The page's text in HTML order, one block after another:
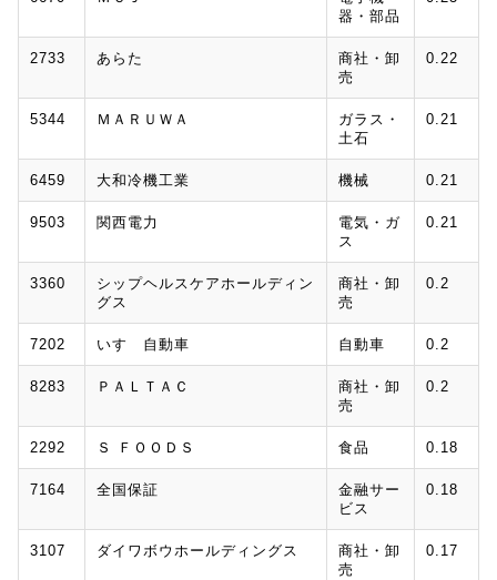
器・部品
2733 あらた
商社・卸
売
0.22
5344 ＭＡＲＵＷＡ
ガラス・
土石
0.21
6459 大和冷機工業 機械 0.21
9503 関西電力
電気・ガ
ス
0.21
3360
シップヘルスケアホールディン
グス
商社・卸
売
0.2
7202 いすゞ自動車 自動車 0.2
8283 ＰＡＬＴＡＣ
商社・卸
売
0.2
2292 Ｓ ＦＯＯＤＳ 食品 0.18
7164 全国保証
金融サー
ビス
0.18
3107 ダイワボウホールディングス
商社・卸
売
0.17